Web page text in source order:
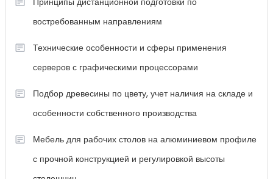
востребованным направлениям
Технические особенности и сферы применения
серверов с графическими процессорами
Подбор древесины по цвету, учет наличия на складе и
особенности собственного производства
Мебель для рабочих столов на алюминиевом профиле
с прочной конструкцией и регулировкой высоты